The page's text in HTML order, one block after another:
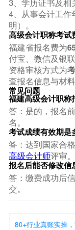
4、从事会计工
明）。
高级会计职称考试
福建省报名费为
付宝、微信及银联
资格审核方式为
查报名信息与材料
常见问题
福建高级会计职称
答：是的，报名
名。
考试成绩有效期是
答：达到国家合
高级会计师评审。
报名后能否修改信
答：缴费成功后
交。
80+行业真账实操